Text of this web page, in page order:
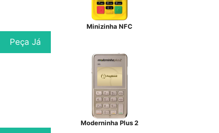
Minizinha NFC
Peça Já
Moderninha Plus 2